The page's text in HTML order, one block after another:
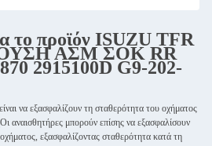
το προϊόν ISUZU TFR
ΑΣΜ ΣΟΚ RR
2915100D G9-202-
να εξασφαλίζουν τη σταθερότητα του οχήματος
αναισθητήρες μπορούν επίσης να εξασφαλίσουν
εξασφαλίζοντας σταθερότητα κατά τη